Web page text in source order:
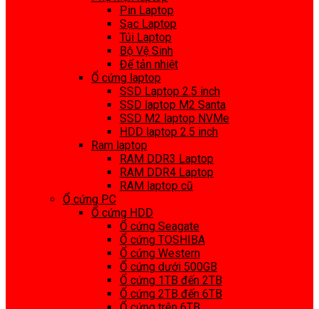
Pin Laptop
Sạc Laptop
Túi Laptop
Bộ Vệ Sinh
Đế tản nhiệt
Ổ cứng laptop
SSD Laptop 2.5 inch
SSD laptop M2 Santa
SSD M2 laptop NVMe
HDD laptop 2.5 inch
Ram laptop
RAM DDR3 Laptop
RAM DDR4 Laptop
RAM laptop cũ
Ổ cứng PC
Ổ cứng HDD
Ổ cứng Seagate
Ổ cứng TOSHIBA
Ổ cứng Western
Ổ cứng dưới 500GB
Ổ cứng 1TB đến 2TB
Ổ cứng 2TB đến 6TB